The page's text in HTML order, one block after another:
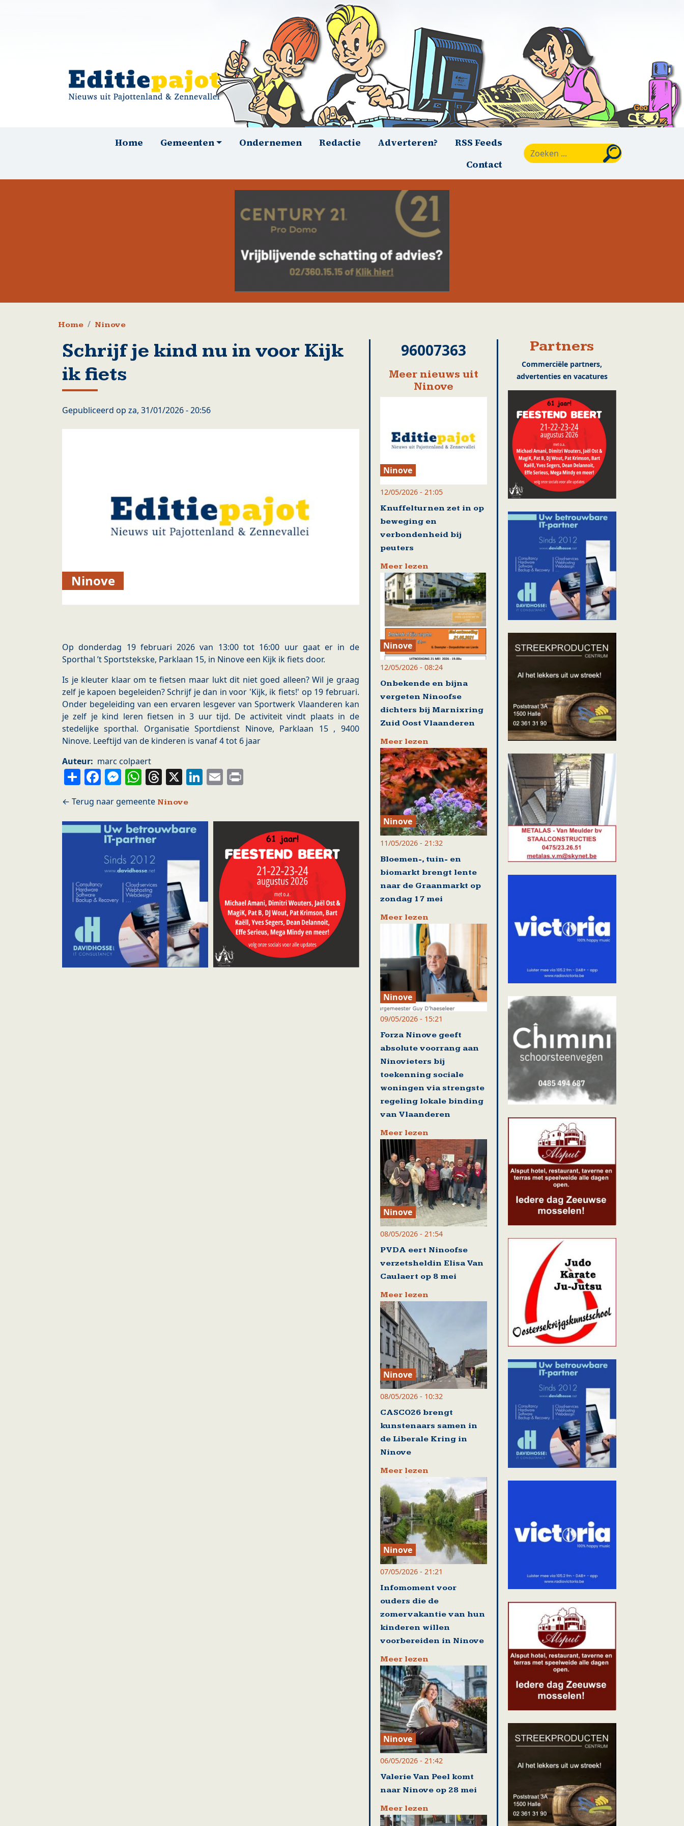
HoofdnavigatieHome Gemeenten Ondernemen Redactie Adverteren?
RSS Feeds
Contact
Kruimelpad
Home Ninove
Schrijf je kind nu in voor Kijk
ik fiets
Gepubliceerd op za, 31/01/2026 - 20:56
Ninove
Op donderdag 19 februari 2026 van 13:00 tot 16:00 uur gaat er in de
Sporthal ’t Sportstekske, Parklaan 15, in Ninove een Kijk ik fiets door.
Is je kleuter klaar om te fietsen maar lukt dit niet goed alleen? Wil je graag
zelf je kapoen begeleiden? Schrijf je dan in voor 'Kijk, ik fiets!' op 19 februari.
Onder begeleiding van een ervaren lesgever van Sportwerk Vlaanderen kan
je zelf je kind leren fietsen in 3 uur tijd. De activiteit vindt plaats in de
stedelijke sporthal. Organisatie Sportdienst Ninove, Parklaan 15 , 9400
Ninove. Leeftijd van de kinderen is vanaf 4 tot 6 jaar
Auteur
marc colpaert
ShareFacebook
Messenger
WhatsApp
Threads
X LinkedIn
Email
Ninove
96007363
Meer nieuws uit
Ninove
Ninove
12/05/2026 - 21:05
Knuffelturnen zet in op
beweging en
verbondenheid bij
peuters
Meer lezen
Ninove
12/05/2026 - 08:24
Onbekende en bijna
vergeten Ninoofse
dichters bij Marnixring
Zuid Oost Vlaanderen
Meer lezen
Ninove
11/05/2026 - 21:32
Bloemen-, tuin- en
biomarkt brengt lente
naar de Graanmarkt op
zondag 17 mei
Meer lezen
Ninove
09/05/2026 - 15:21
Forza Ninove geeft
absolute voorrang aan
Ninovieters bij
toekenning sociale
woningen via strengste
regeling lokale binding
van Vlaanderen
Meer lezen
Ninove
08/05/2026 - 21:54
PVDA eert Ninoofse
verzetsheldin Elisa Van
Caulaert op 8 mei
Meer lezen
Ninove
08/05/2026 - 10:32
CASCO26 brengt
kunstenaars samen in
de Liberale Kring in
Ninove
Meer lezen
Ninove
07/05/2026 - 21:21
Infomoment voor
ouders die de
zomervakantie van hun
kinderen willen
voorbereiden in Ninove
Meer lezen
Ninove
06/05/2026 - 21:42
Valerie Van Peel komt
naar Ninove op 28 mei
Meer lezen
Partners
Commerciële partners,
advertenties en vacatures